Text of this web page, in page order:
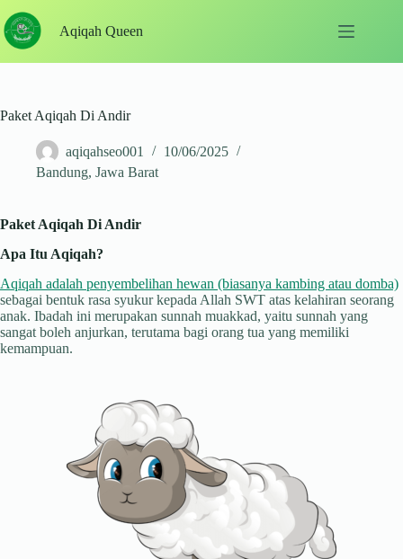
to
content
Aqiqah Queen
Paket Aqiqah Di Andir
aqiqahseo001
10/06/2025
Bandung, Jawa Barat
Paket Aqiqah Di Andir
Apa Itu Aqiqah?
Aqiqah adalah penyembelihan hewan (biasanya kambing atau domba)
sebagai bentuk rasa syukur kepada Allah SWT atas kelahiran seorang
anak. Ibadah ini merupakan sunnah muakkad, yaitu sunnah yang
sangat boleh anjurkan, terutama bagi orang tua yang memiliki
kemampuan.